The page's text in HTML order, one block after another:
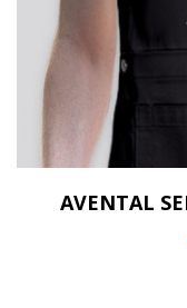
AVENTAL